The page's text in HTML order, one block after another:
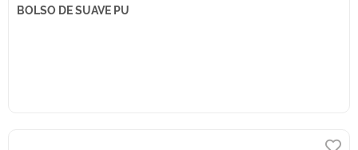
BOLSO DE SUAVE PU